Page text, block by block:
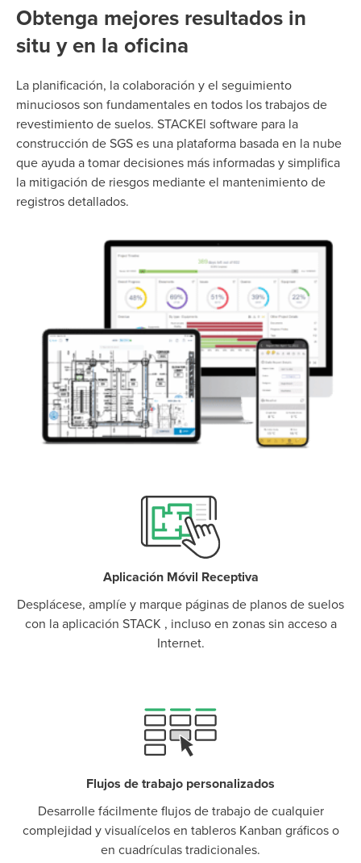
Obtenga mejores resultados in
situ y en la oficina
La planificación, la colaboración y el seguimiento
minuciosos son fundamentales en todos los trabajos de
revestimiento de suelos. STACKEl software para la
construcción de SGS es una plataforma basada en la nube
que ayuda a tomar decisiones más informadas y simplifica
la mitigación de riesgos mediante el mantenimiento de
registros detallados.
Aplicación Móvil Receptiva
Desplácese, amplíe y marque páginas de planos de suelos
con la aplicación STACK , incluso en zonas sin acceso a
Internet.
Flujos de trabajo personalizados
Desarrolle fácilmente flujos de trabajo de cualquier
complejidad y visualícelos en tableros Kanban gráficos o
en cuadrículas tradicionales.